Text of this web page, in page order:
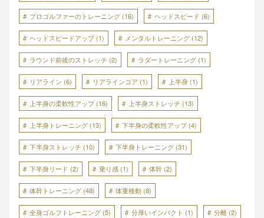
プロゴルファーのトレーニング (16) ヘッドスピード (6)
ヘッドスピードアップ(1) メンタルトレーニング (12)
ラウンド前後のストレッチ (2) ラダートレーニング (1)
リアライン (6) リアラインコア (1) 上半身 (1)
上半身の柔軟性アップ(16) 上半身ストレッチ (13)
上半身トレーニング (13) 下半身の柔軟性アップ(4)
下半身ストレッチ (10) 下半身トレーニング (31)
下半身リード (2) 乗り感 (1) 体幹 (2)
体幹トレーニング (48) 体重移動 (8)
全身ゴルフトレーニング (5) 分厚いインパクト (1) 分離 (2)